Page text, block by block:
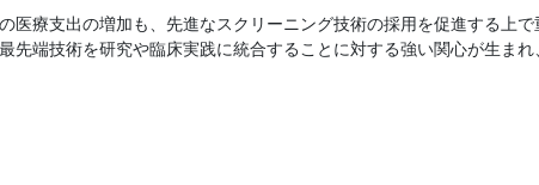
医療支出の増加も、先進なスクリーニング技術の採用を促進する上
先端技術を研究や臨床実践に統合することに対する強い関心が生ま